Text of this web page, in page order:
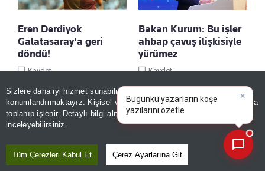
Sizlere daha iyi hizmet sunabilmek adına sitemizde
konumlandırmaktayız. Kişisel verileriniz, KVKK ve GDPR kapsamında
toplanıp işlenir. Detaylı bilgi almak içinAydınlatma Metnimizi
inceleyebilirsiniz.
Tüm Çerezleri Kabul Et Çerez Ayarlarına Git
Eren Derdiyok
Galatasaray'a geri
döndü!
Kaydet
Bakan Kurum: Bu işler
ahbap çavuş ilişkisiyle
yürümez
Kaydet
×
Bugünkü yazarların köşe
yazılarını özetleyin!